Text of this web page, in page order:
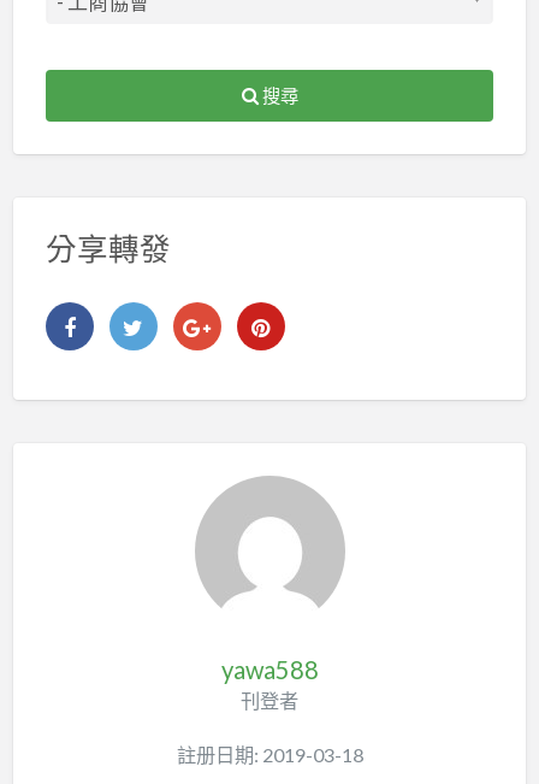
搜尋
分享轉發
yawa588
刊登者
註册日期: 2019-03-18